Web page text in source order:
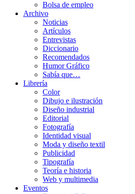
Bolsa de empleo
Archivo
Noticias
Artículos
Entrevistas
Diccionario
Recomendados
Humor Gráfico
Sabía que…
Librería
Color
Dibujo e ilustración
Diseño industrial
Editorial
Fotografía
Identidad visual
Moda y diseño textil
Publicidad
Tipografía
Teoría e historia
Web y multimedia
Eventos